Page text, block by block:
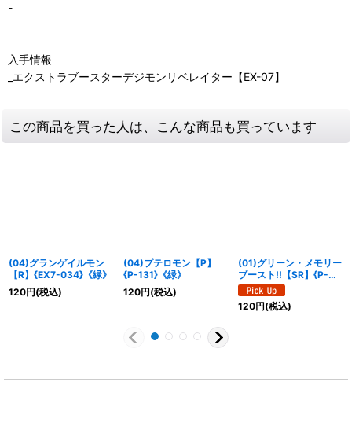
-
入手情報
_エクストラブースターデジモンリベレイター【EX-07】
この商品を買った人は、こんな商品も買っています
(04)グランゲイルモン
【R】{EX7-034}《緑》
120円(税込)
(04)プテロモン【P】
{P-131}《緑》
120円(税込)
(01)グリーン・メモリー
ブースト!!【SR】{P-
038}《緑》
120円(税込)